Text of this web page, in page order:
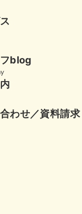
blog
わせ／資料請求